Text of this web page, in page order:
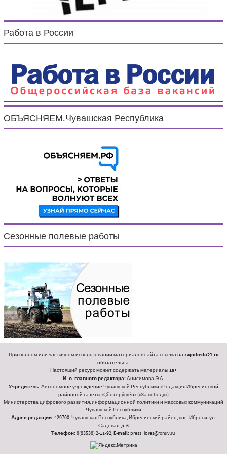
Работа в России
ОБЪЯСНЯЕМ.Чувашская Республика
Сезонные полевые работы
При полном или частичном использовании материалов сайта ссылка наzapobedu21.ru
обязательна.
Настоящий ресурс может содержать материалы18+
И. о. главного редактора:Анисимова Э.А.
Учредитель:Автономное учреждение Чувашской Республики «Редакция Ибресинской
районной газеты «Ҫӗнтерӳшӗн» («За победу»)
Министерства цифрового развития, информационной политики и массовых коммуникаций
Чувашской Республики
Адрес редакции:429700, Чувашская Республика, Ибресинский район, пос. Ибреси, ул.
Садовая, д. 6
Телефон:8(83538) 2-11-92,E-mail:press_ibres@rchuv.ru